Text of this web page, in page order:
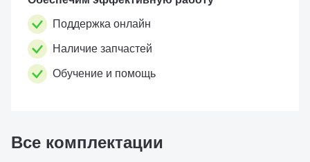
Поддержка онлайн
Наличие запчастей
Обучение и помощь
Все комплектации